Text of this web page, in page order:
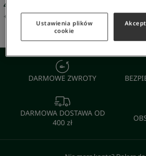
479 zł
+ Kolor
DARMOWE ZWROTY
DARMOWA DOSTAWA OD
400 zł
Ustawienia plików
cookie